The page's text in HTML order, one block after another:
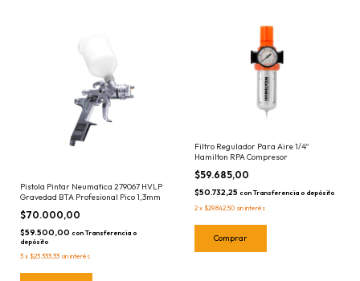
Pistola Pintar Neumatica 279067 HVLP
Gravedad BTA Profesional Pico 1,3mm
$70.000,00
$59.500,00 con Transferencia o
depósito
3 x $23.333,33 sin interés
Filtro Regulador Para Aire 1/4''
Hamilton RPA Compresor
$59.685,00
$50.732,25 con Transferencia o depósito
2 x $29.842,50 sin interés